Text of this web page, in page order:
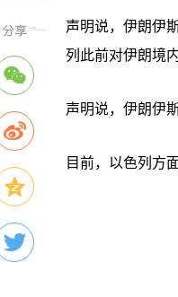
声明说，伊朗伊
列此前对伊朗境
声明说，伊朗伊
目前，以色列方